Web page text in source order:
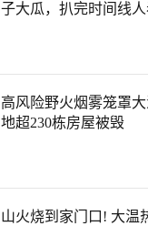
子大瓜，扒完时间线
高风险野火烟雾笼罩
地超230栋房屋被毁
山火烧到家门口! 大温